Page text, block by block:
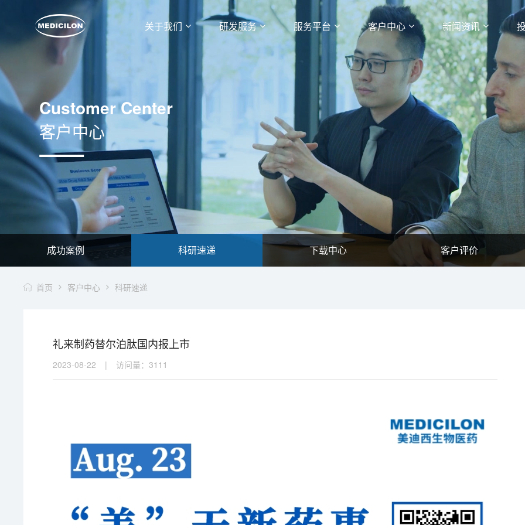
关于我们 研发服务 服务平台 客户中心 新闻资讯
Customer Center
客户中心
成功案例 科研速递 下载中心 客户评价
首页 客户中心 科研速递
礼来制药替尔泊肽国内报上市
2023-08-22 | 访问量：3111